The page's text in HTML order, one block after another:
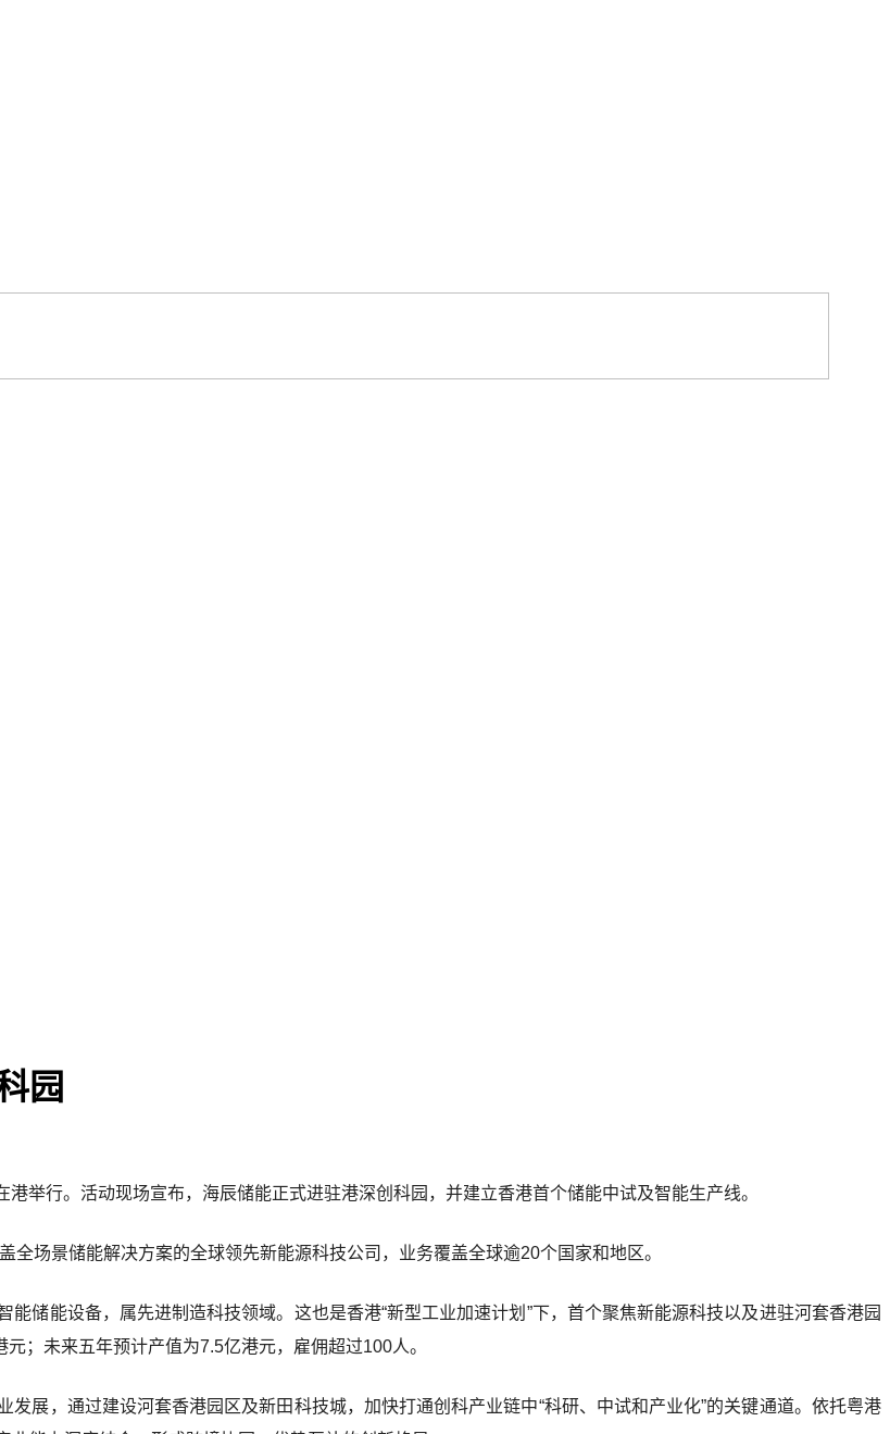
园
举行。活动现场宣布，海辰储能正式进驻港深创科园，并建立香港首个储能中试及智能生产线。
场景储能解决方案的全球领先新能源科技公司，业务覆盖全球逾20个国家和地区。
储能设备，属先进制造科技领域。这也是香港“新型工业加速计划”下，首个聚焦新能源科技以及进驻河套香港园
；未来五年预计产值为7.5亿港元，雇佣超过100人。
展，通过建设河套香港园区及新田科技城，加快打通创科产业链中“科研、中试和产业化”的关键通道。依托粤港